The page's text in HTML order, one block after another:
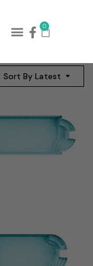
0
Sort By Latest